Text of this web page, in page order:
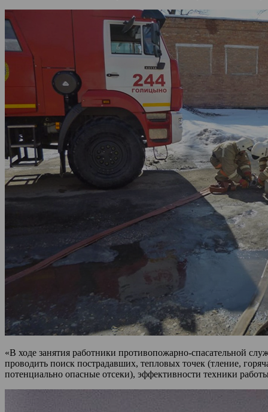
«В ходе занятия работники противопожарно-спасательной
проводить поиск пострадавших, тепловых точек (тление,
потенциально опасные отсеки), эффективности техники